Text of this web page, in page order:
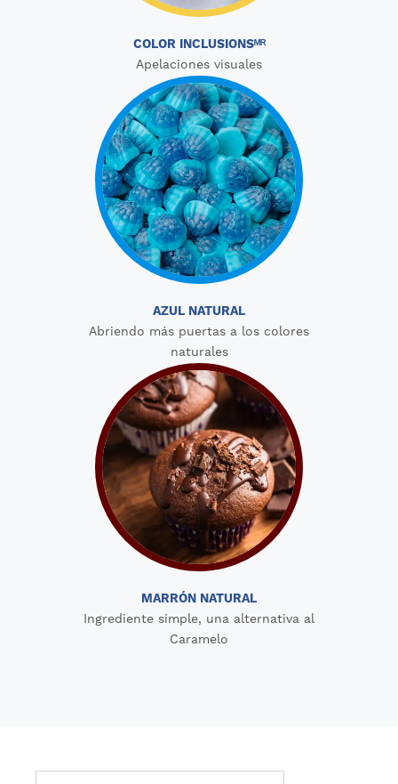
COLOR INCLUSIONSᴹᴿ
Apelaciones visuales
AZUL NATURAL
Abriendo más puertas a los colores
naturales
MARRÓN NATURAL
Ingrediente simple, una alternativa al
Caramelo